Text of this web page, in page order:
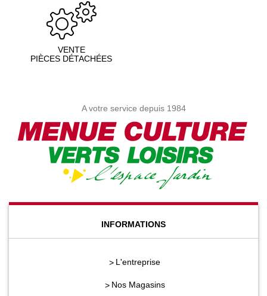
VENTE
PIÈCES DÉTACHÉES
A votre service depuis 1984
INFORMATIONS
L'entreprise
Nos Magasins